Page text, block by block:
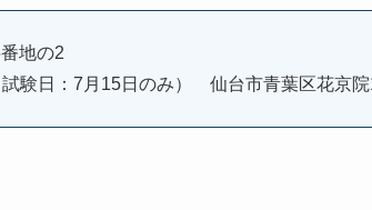
地の2
試験日：7月15日のみ） 仙台市青葉区花京